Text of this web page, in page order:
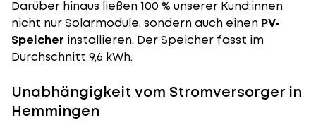
Darüber hinaus ließen 100 % unserer Kund:innen
nicht nur Solarmodule, sondern auch einen PV-
Speicher installieren. Der Speicher fasst im
Durchschnitt 9,6 kWh.
Unabhängigkeit vom Stromversorger in
Hemmingen